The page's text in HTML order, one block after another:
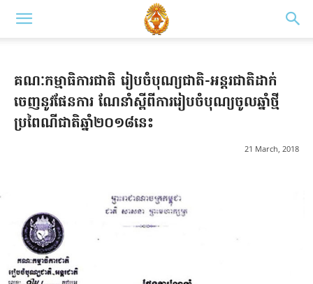
គណៈក​ម្មាធិការជាតិ រៀបចំបុណ្យជាតិ-អន្ដរជាតិដាក់
ចេញនូវផែនការ ណែនាំស្ពីពីការរៀបចំបុណ្យចូលឆ្នាំថ្មី
ប្រពៃណីជាតិឆ្នាំ២០១៨នេះ
21 March, 2018